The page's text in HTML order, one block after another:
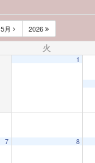
5月 2026
火
1
7 8